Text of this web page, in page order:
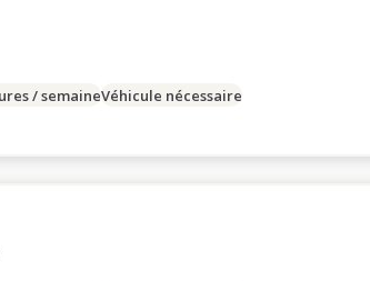
/ semaineVéhicule nécessaire